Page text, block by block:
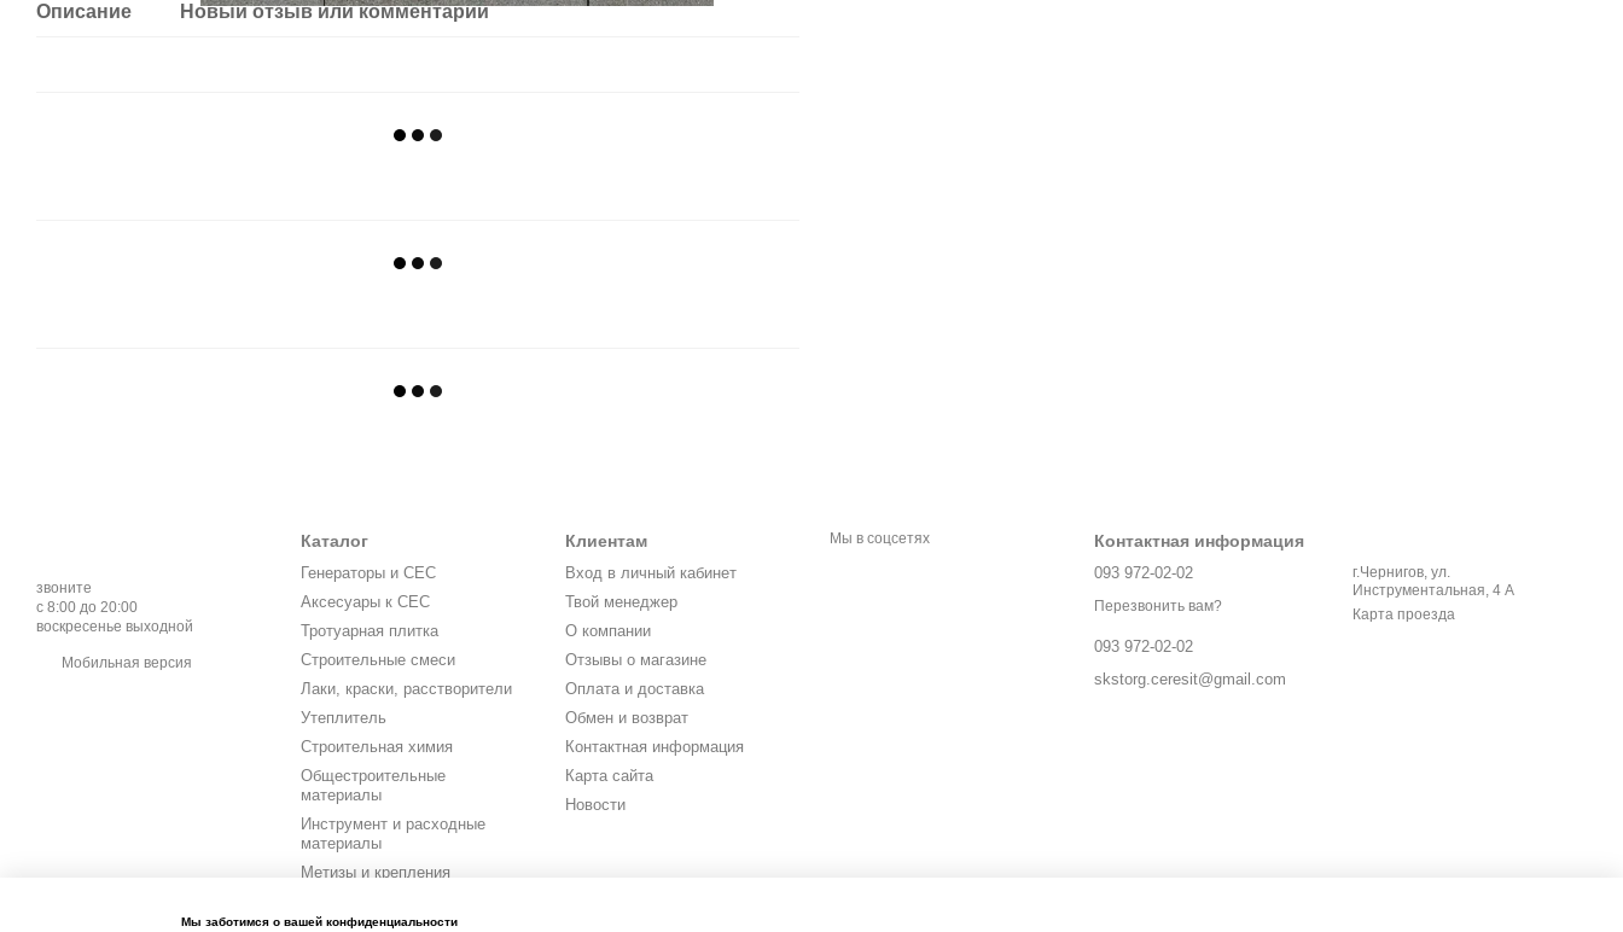
Описание Новый отзыв или комментарий
звоните
с 8:00 до 20:00
воскресенье выходной
Мобильная версия
Каталог
Генераторы и СЕС
Аксесуары к СЕС
Тротуарная плитка
Строительные смеси
Лаки, краски, расстворители
Утеплитель
Строительная химия
Общестроительные
материалы
Инструмент и расходные
материалы
Метизы и крепления
Клиентам
Вход в личный кабинет
Твой менеджер
О компании
Отзывы о магазине
Оплата и доставка
Обмен и возврат
Контактная информация
Карта сайта
Новости
Мы в соцсетях Контактная информация
093 972-02-02
Перезвонить вам?
093 972-02-02
skstorg.ceresit@gmail.com
г.Чернигов, ул.
Инструментальная, 4 А
Карта проезда
Мы заботимся о вашей конфиденциальности